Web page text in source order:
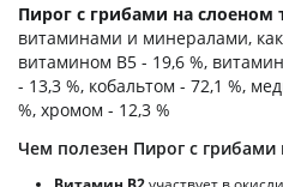
Пирог с грибами на слоеном
витаминами и минералами,
витамином B5 - 19,6 %,
- 13,3 %, кобальтом - 72,1 %,
%, хромом - 12,3 %
Чем полезен Пирог с грибами